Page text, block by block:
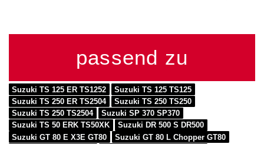
passend zu
Suzuki TS 125 ER TS1252
Suzuki TS 125 TS125
Suzuki TS 250 ER TS2504
Suzuki TS 250 TS250
Suzuki TS 250 TS2504
Suzuki SP 370 SP370
Suzuki TS 50 ERK TS50XK
Suzuki DR 500 S DR500
Suzuki GT 80 E X3E GT80
Suzuki GT 80 L Chopper GT80